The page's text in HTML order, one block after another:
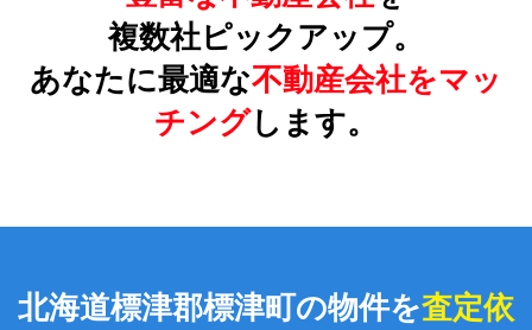
複数社ピックアップ。
あなたに最適な不動産会社をマッ
チングします。
北海道標津郡標津町の物件を査定依